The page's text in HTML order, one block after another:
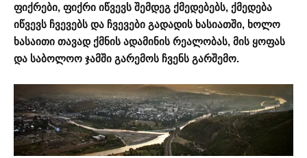
ფიქრები, ფიქრი იწვევს შემდეგ ქმედებებს, ქმედება
იწვევს ჩვევებს და ჩვევები გადადის ხასიათში, ხოლო
ხასაითი თავად ქმნის ადამინის რეალობას, მის ყოფას
და საბოლოო ჯამში გარემოს ჩვენს გარშემო.